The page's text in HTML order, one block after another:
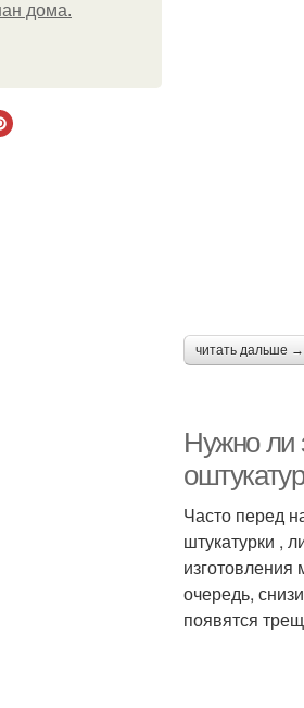
дома.
читать дальше →
Нужно ли
Часто перед
штукатурки ,
очередь,
появятся